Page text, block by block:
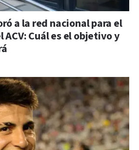
a la red nacional para el
Cuál es el objetivo y